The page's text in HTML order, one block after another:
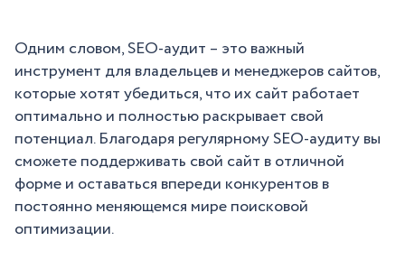
Одним словом, SEO-аудит – это важный
инструмент для владельцев и менеджеров сайтов,
которые хотят убедиться, что их сайт работает
оптимально и полностью раскрывает свой
потенциал. Благодаря регулярному SEO-аудиту вы
сможете поддерживать свой сайт в отличной
форме и оставаться впереди конкурентов в
постоянно меняющемся мире поисковой
оптимизации.